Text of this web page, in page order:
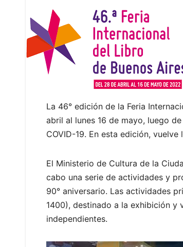
La 46° edición de la Feria
abril al lunes 16 de mayo, luego
COVID-19. En esta edición,
El Ministerio de Cultura de la
cabo una serie de actividades y
90° aniversario. Las actividades
1400), destinado a la exhibición
independientes.